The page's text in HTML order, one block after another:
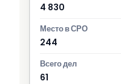
4 830
244
61